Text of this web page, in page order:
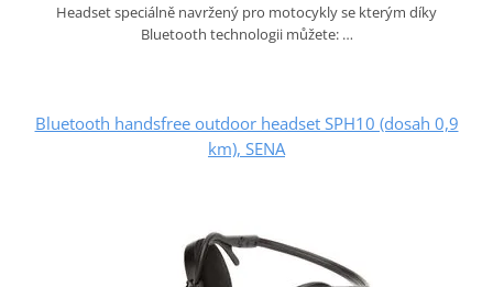
Headset speciálně navržený pro motocykly se kterým díky
Bluetooth technologii můžete: …
Bluetooth handsfree outdoor headset SPH10 (dosah 0,9
km), SENA